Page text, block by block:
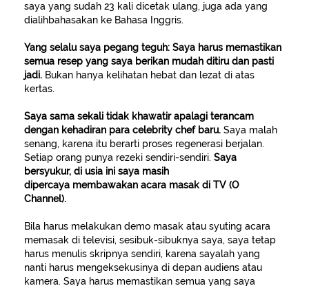
saya yang sudah 23 kali dicetak ulang, juga ada yang
dialihbahasakan ke Bahasa Inggris.
Yang selalu saya pegang teguh: Saya harus memastikan
semua resep yang saya berikan mudah ditiru dan pasti
jadi. Bukan hanya kelihatan hebat dan lezat di atas
kertas.
Saya sama sekali tidak khawatir apalagi terancam
dengan kehadiran para celebrity chef baru. Saya malah
senang, karena itu berarti proses regenerasi berjalan.
Setiap orang punya rezeki sendiri-sendiri. Saya
bersyukur, di usia ini saya masih
dipercaya membawakan acara masak di TV (O
Channel).
Bila harus melakukan demo masak atau syuting acara
memasak di televisi, sesibuk-sibuknya saya, saya tetap
harus menulis skripnya sendiri, karena sayalah yang
nanti harus mengeksekusinya di depan audiens atau
kamera. Saya harus memastikan semua yang saya